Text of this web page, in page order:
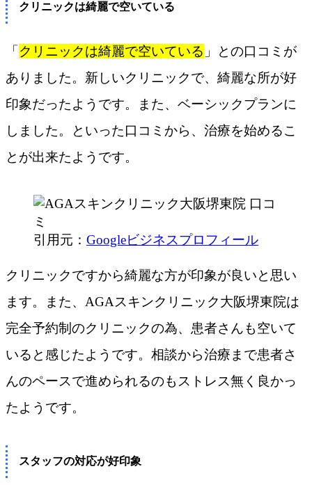
クリニックは綺麗で空いている
「 クリニックは綺麗で空いている 」との口コミが
ありました。新しいクリニックで、綺麗な所が好
印象だったようです。また、ベーシックプランに
しました。といった口コミから、治療を始めるこ
とが出来たようです。
引用元： Googleビジネスプロフィール
クリニックですから綺麗な方が印象が良いと思い
ます。また、AGAスキンクリニック大阪堺東院は
完全予約制のクリニックの為、患者さんも空いて
いると感じたようです。相談から治療まで患者さ
んのペースで進められるのもストレス無く良かっ
たようです。
スタッフの対応が好印象